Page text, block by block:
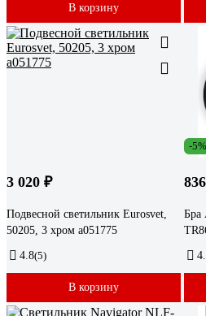
В корзину
3 020 ₽
Подвесной светильник Eurosvet,
50205, 3 хром a051775
4.8(5)
В корзину
-5%
Бра